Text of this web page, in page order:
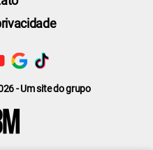
- Um site do grupo